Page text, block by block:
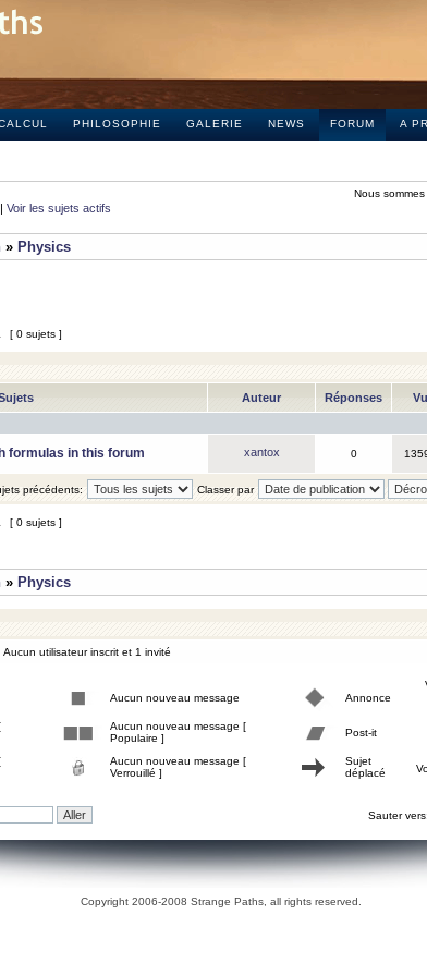
PHILOSOPHIE GALERIE NEWS FORUM A
Nous
| Voir les sujets actifs
» Physics
[ 0 sujets ]
Auteur Réponses
formulas in this forum xantox 0
précédents: Classer par
[ 0 sujets ]
» Physics
utilisateur inscrit et 1 invité
Aucun nouveau message Annonce
Aucun nouveau message [
Populaire ]
Post-it
Aucun nouveau message [
Verrouillé ]
Sujet
déplacé
Sauter vers:
Copyright 2006-2008 Strange Paths, all rights reserved.